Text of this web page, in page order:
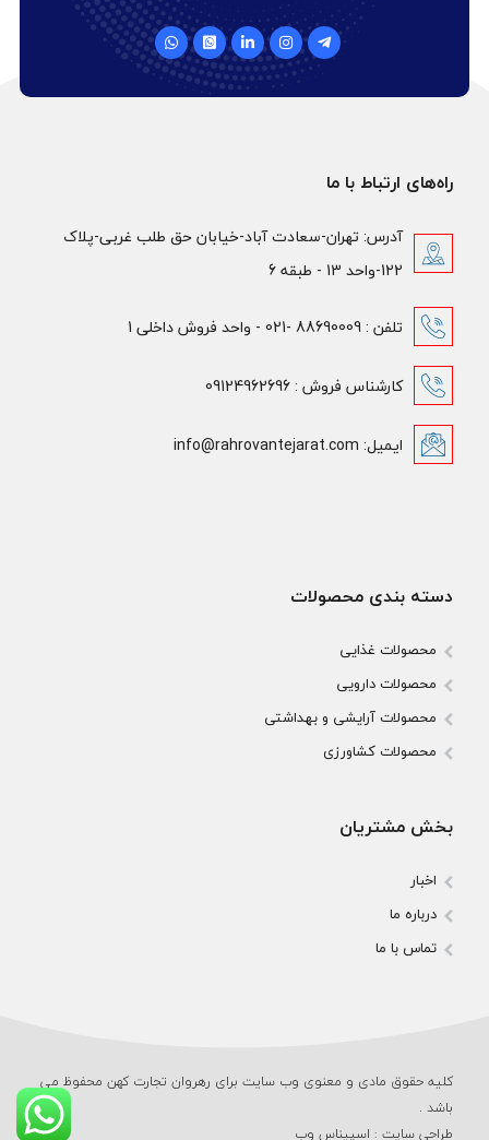
راه‌های ارتباط با ما
آدرس: تهران-سعادت آباد-خیابان حق طلب غربی-پلاک
122-واحد 13 - طبقه 6
تلفن : 88690009 -021 - واحد فروش داخلی 1
کارشناس فروش : 09124962696
ایمیل: info@rahrovantejarat.com
دسته بندی محصولات
محصولات غذایی
محصولات دارویی
محصولات آرایشی و بهداشتی
محصولات کشاورزی
بخش مشتریان
اخبار
درباره ما
تماس با ما
کلیه حقوق مادی و معنوی وب‌ سایت برای رهروان تجارت کهن محفوظ می‌
باشد .
طراحی سایت: اسپیناس وب